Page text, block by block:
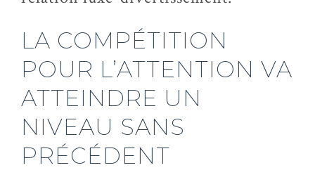
LA COMPÉTITION
POUR L’ATTENTION VA
ATTEINDRE UN
NIVEAU SANS
PRÉCÉDENT